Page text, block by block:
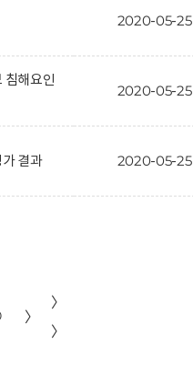
2020-05-25
침해요인
2020-05-25
결과 2020-05-25
〉
〉
〉